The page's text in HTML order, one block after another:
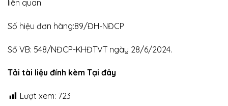
liên quan
Số hiệu đơn hàng:89/ĐH-NĐCP
Số VB: 548/NĐCP-KHĐTVT ngày 28/6/2024.
Tải tài liệu đính kèm Tại đây
Lượt xem: 723